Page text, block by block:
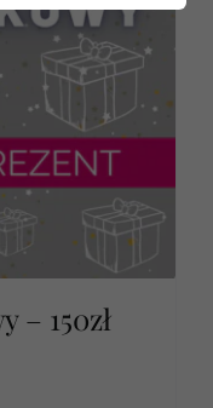
– 150zł